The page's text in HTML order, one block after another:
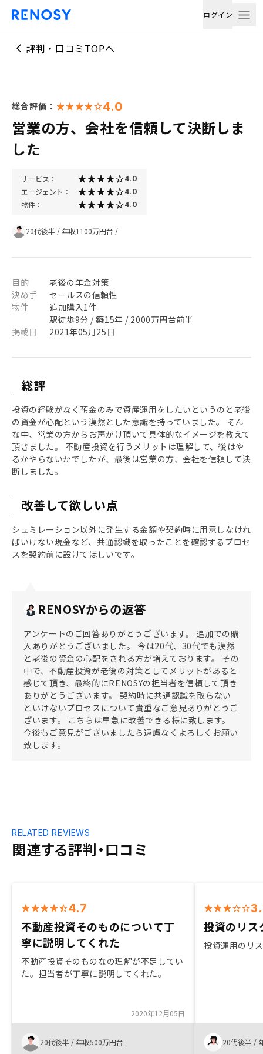
ログイン
評判・口コミTOPへ
総合評価： 4.0
営業の方、会社を信頼して決断しま
した
サービス： 4.0
エージェント： 4.0
物件： 4.0
20代後半 / 年収1100万円台 /
目的
老後の年金対策
決め手
セールスの信頼性
物件
追加購入1件
駅徒歩9分 / 築15年 / 2000万円台前半
掲載日
2021年05月25日
総評
投資の経験がなく預金のみで資産運用をしたいというのと老後
の資金が心配という漠然とした意識を持っていました。 そん
な中、営業の方からお声がけ頂いて具体的なイメージを教えて
頂きました。 不動産投資を行うメリットは理解して、後はや
るかやらないかでしたが、最後は営業の方、会社を信頼して決
断しました。
改善して欲しい点
シュミレーション以外に発生する金額や契約時に用意しなけれ
ばいけない現金など、共通認識を取ったことを確認するプロセ
スを契約前に設けてほしいです。
RENOSYからの返答
アンケートのご回答ありがとうございます。 追加での購
入ありがとうございました。 今は20代、30代でも漠然
と老後の資金の心配をされる方が増えております。 その
中で、不動産投資が老後の対策としてメリットがあると
感じて頂き、最終的にRENOSYの担当者を信頼して頂き
ありがとうございます。 契約時に共通認識を取らない
といけないプロセスについて貴重なご意見ありがとうご
ざいます。 こちらは早急に改善できる様に致します。
今後もご意見がございましたら遠慮なくよろしくお願い
致します。
関連する評判・口コミ
RELATED REVIEWS
4.7
不動産投資そのものについて丁
寧に説明してくれた
不動産投資そのものなの理解が不足してい
た。担当者が丁寧に説明してくれた。
2020年12月05日
20代後半 / 年収500万円台
投資のリス
投資運用のリ
20代後半 /